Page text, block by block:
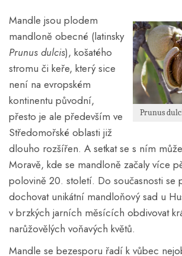
Prunus
Mandle jsou plodem
mandloně obecné (latinsky
Prunus dulcis), košatého
stromu či keře, který sice
není na evropském
kontinentu původní,
přesto je ale především ve
Středomořské oblasti již
dlouho rozšířen. A setkat se s ním
Moravě, kde se mandloně začaly více
polovině 20. století. Do současnosti se
dochovat unikátní mandloňový sad u
v brzkých jarních měsících obdivovat
narůžovělých voňavých květů.
Mandle se bezesporu řadí k vůbec